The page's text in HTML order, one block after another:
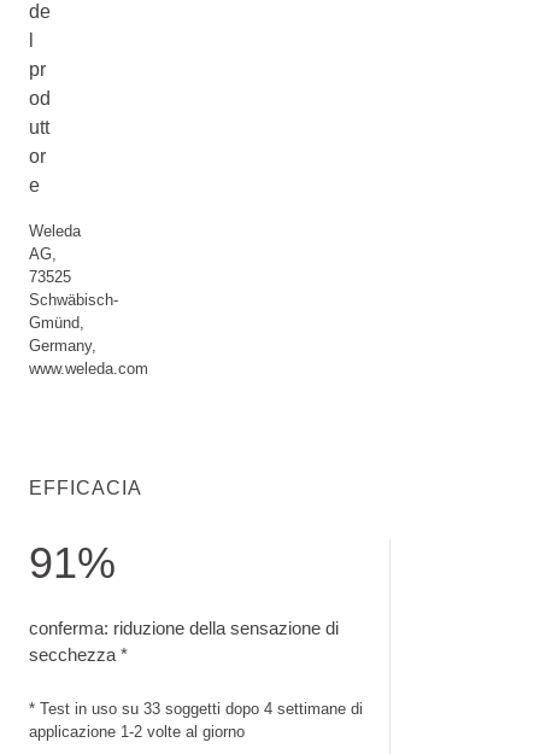
de
pr
od
utt
or
e
Weleda
AG,
73525
Schwäbisch-
Gmünd,
Germany,
www.weleda.com
EFFICACIA
91%
conferma: riduzione della sensazione di
secchezza *
* Test in uso su 33 soggetti dopo 4 settimane di
applicazione 1-2 volte al giorno